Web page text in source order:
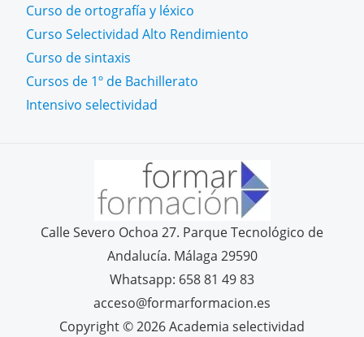
Curso de ortografía y léxico
Curso Selectividad Alto Rendimiento
Curso de sintaxis
Cursos de 1º de Bachillerato
Intensivo selectividad
Calle Severo Ochoa 27. Parque Tecnológico de
Andalucía. Málaga 29590
Whatsapp: 658 81 49 83
acceso@formarformacion.es
Copyright © 2026 Academia selectividad